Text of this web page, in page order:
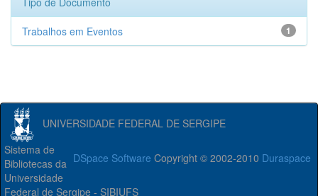
1
Trabalhos em Eventos
UNIVERSIDADE FEDERAL DE SERGIPE
DSpace Software Copyright © 2002-2010 Duraspace
Sistema de
Bibliotecas da
Universidade
Federal de Sergipe - SIBIUFS